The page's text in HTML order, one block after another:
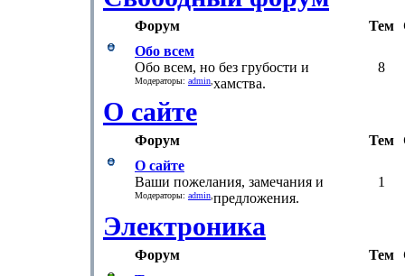
Форум Тем
Обо всем
Обо всем, но без грубости и
хамства.
Модераторы: admin
8
О сайте
Форум Тем
О сайте
Ваши пожелания, замечания и
предложения.
Модераторы: admin
1
Электроника
Форум Тем